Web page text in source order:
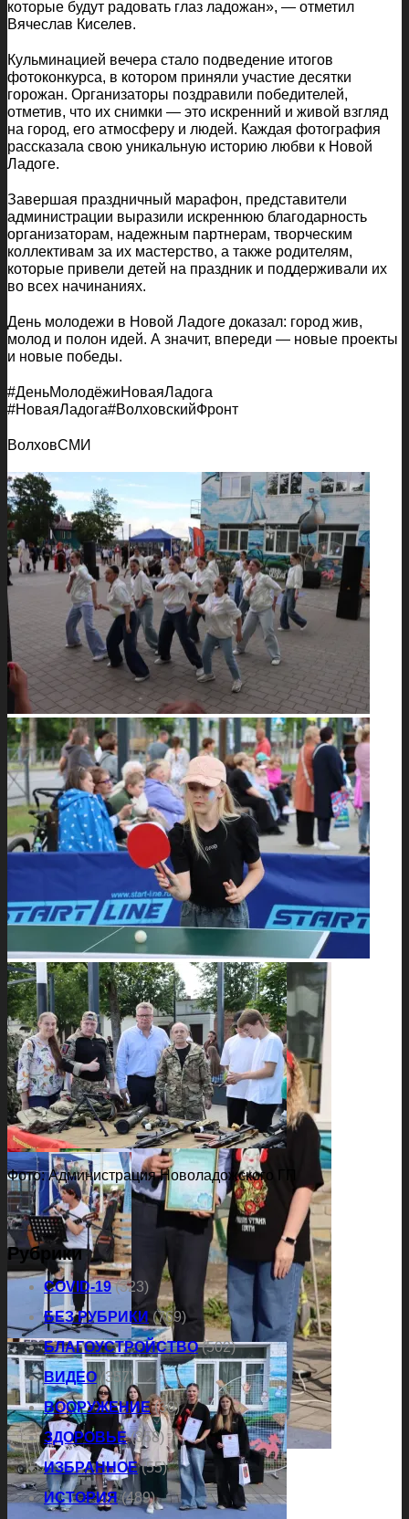
которые будут радовать глаз ладожан», — отметил
Вячеслав Киселев.
Кульминацией вечера стало подведение итогов
фотоконкурса, в котором приняли участие десятки
горожан. Организаторы поздравили победителей,
отметив, что их снимки — это искренний и живой взгляд
на город, его атмосферу и людей. Каждая фотография
рассказала свою уникальную историю любви к Новой
Ладоге.
Завершая праздничный марафон, представители
администрации выразили искреннюю благодарность
организаторам, надежным партнерам, творческим
коллективам за их мастерство, а также родителям,
которые привели детей на праздник и поддерживали их
во всех начинаниях.
День молодежи в Новой Ладоге доказал: город жив,
молод и полон идей. А значит, впереди — новые проекты
и новые победы.
#ДеньМолодёжиНоваяЛадога
#НоваяЛадога#ВолховскийФронт
ВолховСМИ
Фото: Администрация Новоладожского ГП
Рубрики
COVID-19(323)
БЕЗ РУБРИКИ(769)
БЛАГОУСТРОЙСТВО(502)
ВИДЕО(357)
ВООРУЖЕНИЕ(30)
ЗДОРОВЬЕ(358)
ИЗБРАННОЕ(55)
ИСТОРИЯ(489)